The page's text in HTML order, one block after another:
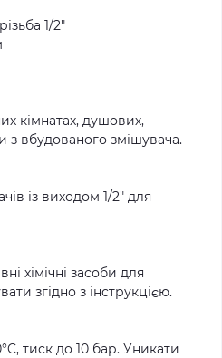
1/2"
кімнатах, душових,
з вбудованого змішувача.
із виходом 1/2" для
хімічні засоби для
згідно з інструкцією.
тиск до 10 бар. Уникати